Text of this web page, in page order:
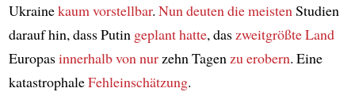
Ukrainekaum vorstellbar. Nundeutendie meistenStudien
darauf hin, dass Putin geplant hatte, daszweitgrößte Land
Europasinnerhalb von nurzehn Tagenzu erobern. Eine
katastrophaleFehleinschätzung.